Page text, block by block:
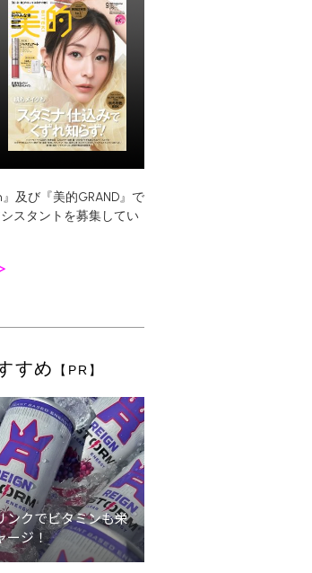
及び『美的GRAND』で
スタントを募集してい
すめ 【PR】
ンクでビタミンも栄
ージ！